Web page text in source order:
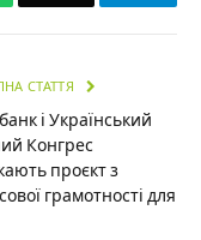
СТАТТЯ
і Український
Конгрес
проєкт з
грамотності для